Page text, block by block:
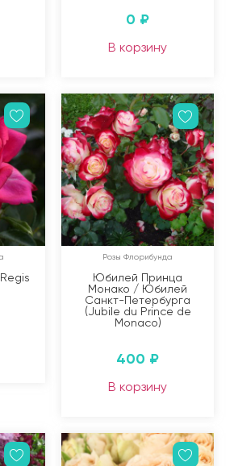
0 ₽
В корзину
Розы Флорибунда
Юбилей Принца
Монако / Юбилей
Санкт-Петербурга
(Jubile du Prince de
Monaco)
400 ₽
В корзину